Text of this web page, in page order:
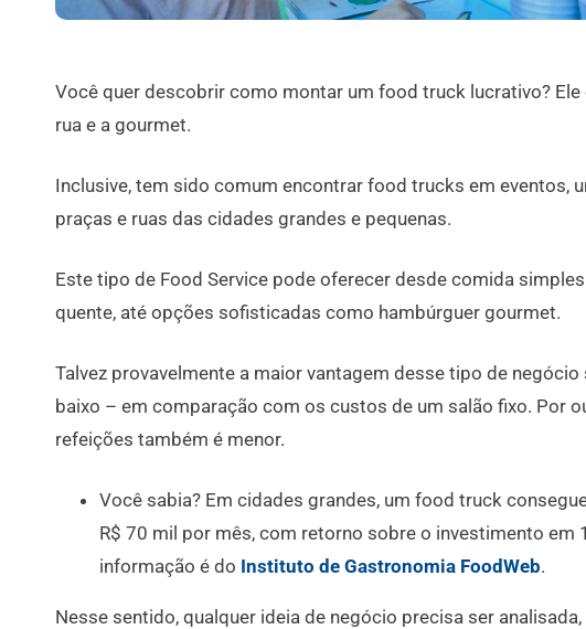
Você quer descobrir como montar um food truck lucrativo? Ele
rua e a gourmet.
Inclusive, tem sido comum encontrar food trucks em eventos,
praças e ruas das cidades grandes e pequenas.
Este tipo de Food Service pode oferecer desde comida
quente, até opções sofisticadas como hambúrguer gourmet.
Talvez provavelmente a maior vantagem desse tipo de
baixo – em comparação com os custos de um salão fixo. Por
refeições também é menor.
Você sabia? Em cidades grandes, um food truck
R$ 70 mil por mês, com retorno sobre o investimento em
informação é do Instituto de Gastronomia FoodWeb.
Nesse sentido, qualquer ideia de negócio precisa ser